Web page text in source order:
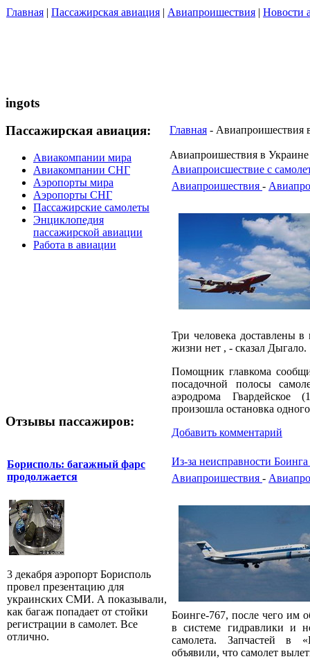
Главная | Пассажирская авиация | Авиапроишествия | Новости
ingots
Пассажирская авиация:
Авиакомпании мира
Авиакомпании СНГ
Аэропорты мира
Аэропорты СНГ
Пассажирские самолеты
Энциклопедия
пассажирской авиации
Работа в авиации
Отзывы пассажиров:
Борисполь: багажный фарс
продолжается
3 декабря аэропорт Борисполь
провел презентацию для
украинских СМИ. А показывали,
как багаж попадает от стойки
регистрации в самолет. Все
отлично.
Главная - Авиапроишествия
Авиапроишествия в Украине
Авиапроисшествие с
Авиапроишествия -
Три человека доставлены
жизни нет , - сказал Дыгало.
Помощник главкома
посадочной полосы
аэродрома Гвардейское
произошла остановка
Добавить комментарий
Из-за неисправности
Авиапроишествия -
Боинге-767, после чего им
в системе гидравлики и
самолета. Запчастей в
объявили, что самолет